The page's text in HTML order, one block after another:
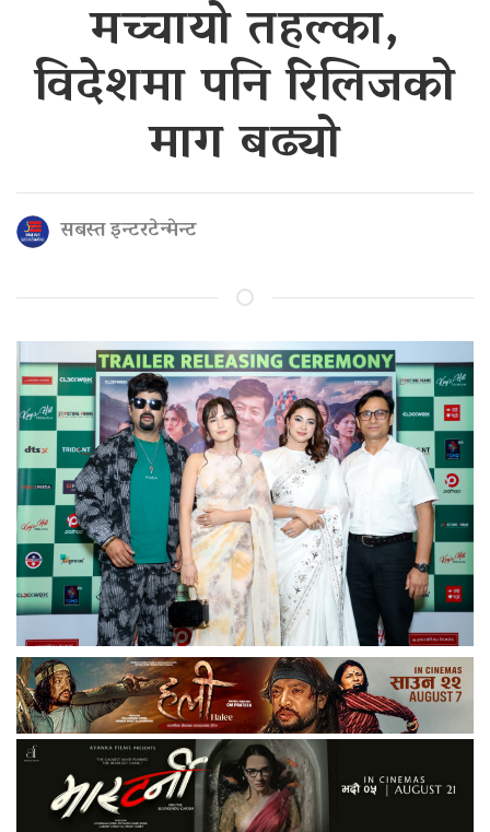
मच्चायो तहल्का,
विदेशमा पनि रिलिजको
माग बढ्यो
सबस्त इन्टरटेन्मेन्ट